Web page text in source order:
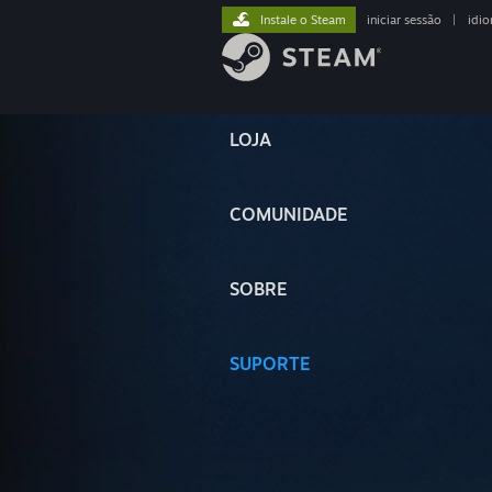
LOJA
COMUNIDADE
SOBRE
SUPORTE
Instale o Steam iniciar sessão